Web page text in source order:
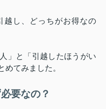
越し、どっちがお得なの
」と「引越したほうがい
めてみました。
要なの？